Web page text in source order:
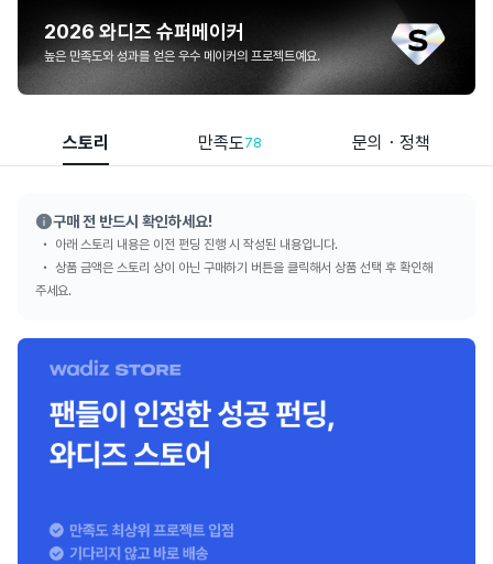
2026 와디즈 슈퍼메이커
높은 만족도와 성과를 얻은 우수 메이커의 프로젝트예요.
스토리 만족도78 문의・정책
구매 전 반드시 확인하세요!
아래 스토리 내용은 이전 펀딩 진행 시 작성된 내용입니다.
상품 금액은 스토리 상이 아닌 구매하기 버튼을 클릭해서 상품 선택 후 확인해
주세요.